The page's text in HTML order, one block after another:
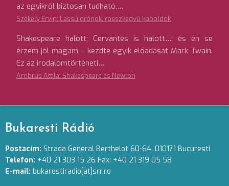
az egyikről biztosan tudható,…
Székely Ervin: Lassú drónok, rosszkedvű koboldok
Shakespeare halott; Cervantes is halott…; és én se
érzem jól magam – kezdte egyik előadását Mark Twain.
Ez az irodalomtörténeti…
Ambrus Attila: Shakespeare és Newton
Bukaresti Rádió
Postacím: Strada General Berthelot 60-64. 010171 Bucuresti
Telefon: +40 21 303 15 26 Fax: +40 21 319 05 58
E-mail: bukarestiradio[at]srr.ro